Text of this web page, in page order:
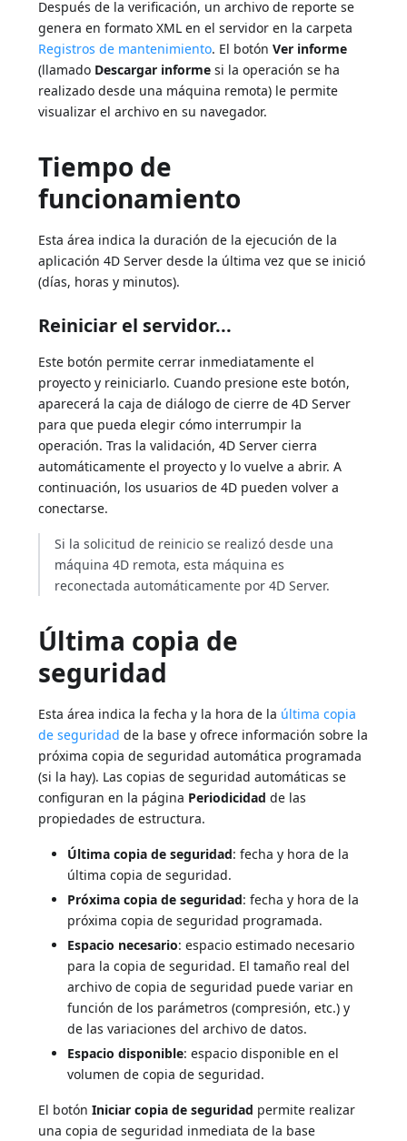
Después de la verificación, un archivo de reporte se
genera en formato XML en el servidor en la carpeta
Registros de mantenimiento. El botónVer informe
(llamado Descargar informe si la operación se ha
realizado desde una máquina remota) le permite
visualizar el archivo en su navegador.
Tiempo de
funcionamiento
Esta área indica la duración de la ejecución de la
aplicación 4D Server desde la última vez que se inició
(días, horas y minutos).
Reiniciar el servidor...
Este botón permite cerrar inmediatamente el
proyecto y reiniciarlo. Cuando presione este botón,
aparecerá la caja de diálogo de cierre de 4D Server
para que pueda elegir cómo interrumpir la
operación. Tras la validación, 4D Server cierra
automáticamente el proyecto y lo vuelve a abrir. A
continuación, los usuarios de 4D pueden volver a
conectarse.
Si la solicitud de reinicio se realizó desde una
máquina 4D remota, esta máquina es
reconectada automáticamente por 4D Server.
Última copia de
seguridad
Esta área indica la fecha y la hora de la última copia
de seguridad de la base y ofrece información sobre la
próxima copia de seguridad automática programada
(si la hay). Las copias de seguridad automáticas se
configuran en la página Periodicidad de las
propiedades de estructura.
Última copia de seguridad: fecha y hora de la
última copia de seguridad.
Próxima copia de seguridad: fecha y hora de la
próxima copia de seguridad programada.
Espacio necesario: espacio estimado necesario
para la copia de seguridad. El tamaño real del
archivo de copia de seguridad puede variar en
función de los parámetros (compresión, etc.) y
de las variaciones del archivo de datos.
Espacio disponible: espacio disponible en el
volumen de copia de seguridad.
El botónIniciar copia de seguridad permite realizar
una copia de seguridad inmediata de la base